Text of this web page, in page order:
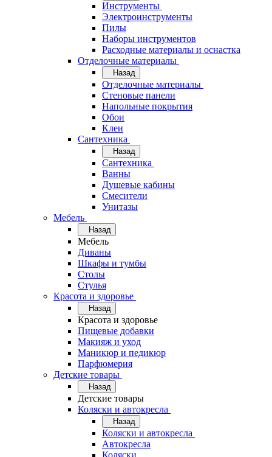
Инструменты
Электроинструменты
Пилы
Наборы инструментов
Расходные материалы и оснастка
Отделочные материалы
Назад
Отделочные материалы
Стеновые панели
Напольные покрытия
Обои
Клеи
Сантехника
Назад
Сантехника
Ванны
Душевые кабины
Смесители
Унитазы
Мебель
Назад
Мебель
Диваны
Шкафы и тумбы
Столы
Стулья
Красота и здоровье
Назад
Красота и здоровье
Пищевые добавки
Макияж и уход
Маникюр и педикюр
Парфюмерия
Детские товары
Назад
Детские товары
Коляски и автокресла
Назад
Коляски и автокресла
Автокресла
Коляски